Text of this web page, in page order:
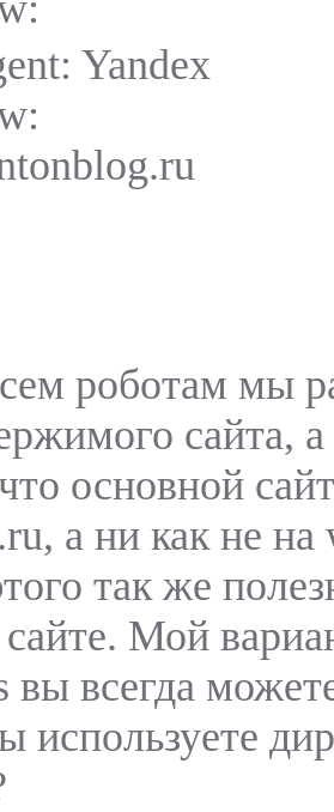
Yandex
роботам мы
сайта,
основной
а ни как не
так же
Мой
вы всегда
используете